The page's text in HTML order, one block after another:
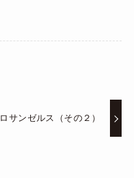
ロサンゼルス（その２）